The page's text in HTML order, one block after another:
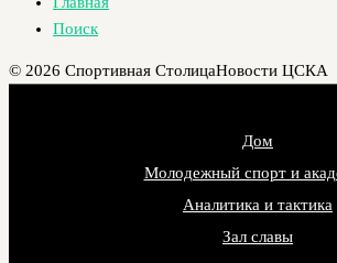
Поиск
© 2026 Спортивная СтолицаНовости ЦСКА
Дом
Молодежный спорт и
Аналитика и тактика
Зал славы